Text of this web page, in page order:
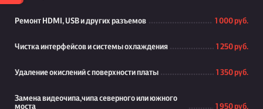
Ремонт HDMI, USB и других разъемов 1 000 руб.
Чистка интерфейсов и системы охлаждения 1 250 руб.
Удаление окислений с поверхности платы 1 350 руб.
Замена видеочипа,чипа северного или южного
моста
1 950 руб.